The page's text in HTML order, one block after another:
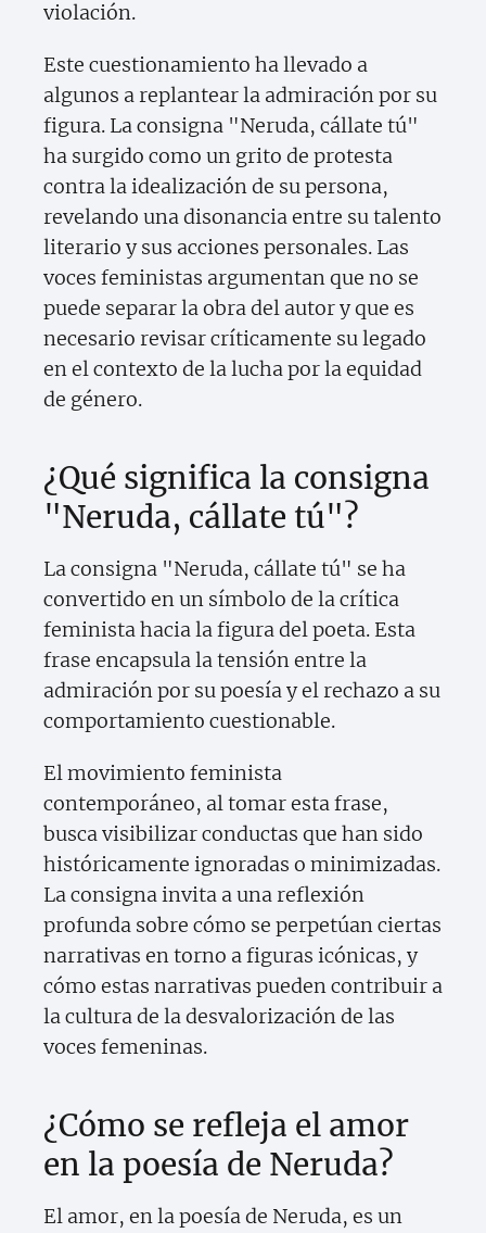
violación.
Este cuestionamiento ha llevado a
algunos a replantear la admiración por su
figura. La consigna "Neruda, cállate tú"
ha surgido como un grito de protesta
contra la idealización de su persona,
revelando una disonancia entre su talento
literario y sus acciones personales. Las
voces feministas argumentan que no se
puede separar la obra del autor y que es
necesario revisar críticamente su legado
en el contexto de la lucha por la equidad
de género.
¿Qué significa la consigna
"Neruda, cállate tú"?
La consigna "Neruda, cállate tú" se ha
convertido en un símbolo de la crítica
feminista hacia la figura del poeta. Esta
frase encapsula la tensión entre la
admiración por su poesía y el rechazo a su
comportamiento cuestionable.
El movimiento feminista
contemporáneo, al tomar esta frase,
busca visibilizar conductas que han sido
históricamente ignoradas o minimizadas.
La consigna invita a una reflexión
profunda sobre cómo se perpetúan ciertas
narrativas en torno a figuras icónicas, y
cómo estas narrativas pueden contribuir a
la cultura de la desvalorización de las
voces femeninas.
¿Cómo se refleja el amor
en la poesía de Neruda?
El amor, en la poesía de Neruda, es un